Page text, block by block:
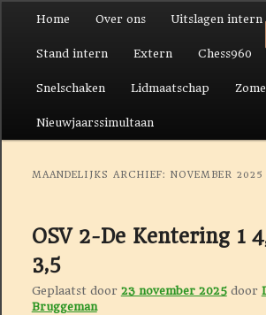
Spring naar de primaire inhoud
Spring naar de secundaire inhoud
Home Over ons Uitslagen intern
Stand intern Extern Chess960
Snelschaken Lidmaatschap
Nieuwjaarssimultaan
MAANDELIJKS ARCHIEF: NOVEMBER 2025
OSV 2-De Kentering 1
3,5
Geplaatst door 23 november 2025 door
Bruggeman